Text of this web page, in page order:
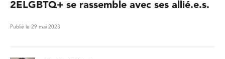
2ELGBTQ+ se rassemble avec ses allié.e.s.
Publié le 29 mai 2023